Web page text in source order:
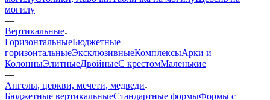
могилу
—
Вертикальные
ГоризонтальныеБюджетные
горизонтальныеЭксклюзивныеКомплексыАрки и
КолонныЭлитныеДвойныеС крестомМаленькие
—
Ангелы, церкви, мечети, медведи
Бюджетные вертикальныеСтандартные формыФормы с